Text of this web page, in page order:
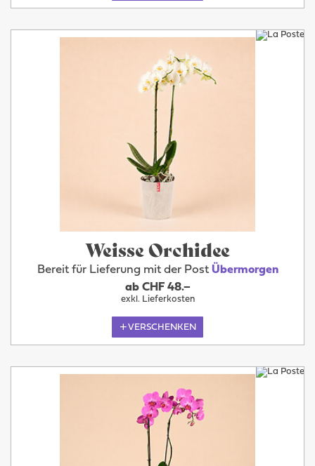
Weisse Orchidee
Bereit für Lieferung mit der Post Übermorgen
ab CHF 48.–
exkl. Lieferkosten
VERSCHENKEN